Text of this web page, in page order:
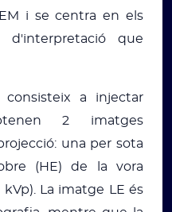
i se centra en els
d'interpretació que
a injectar
2 imatges
una per sota
(HE) de la vora
La imatge LE és